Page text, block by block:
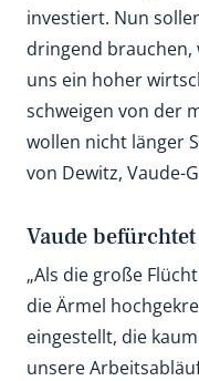
investiert. Nun
dringend brauchen,
uns ein hoher
schweigen von der
wollen nicht länger
von Dewitz, Vaude-
Vaude
„Als die große
die Ärmel
eingestellt, die
unsere